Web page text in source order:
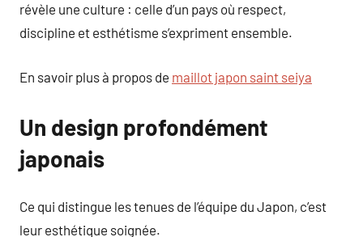
révèle une culture : celle d’un pays où respect,
discipline et esthétisme s’expriment ensemble.
En savoir plus à propos de maillot japon saint seiya
Un design profondément
japonais
Ce qui distingue les tenues de l’équipe du Japon, c’est
leur esthétique soignée.